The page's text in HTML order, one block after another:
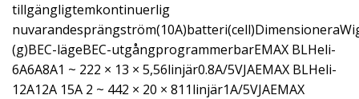
tillgängligtemkontinuerlig
(g)BEC-lägeBEC-utgångprogrammerbarEMAX BLHeli-
6A6A8A1 ~ 222 × 13 × 5,56linjär0.8A/5VJAEMAX BLHeli-
12A12A 15A 2 ~ 442 × 20 × 811linjär1A/5VJAEMAX